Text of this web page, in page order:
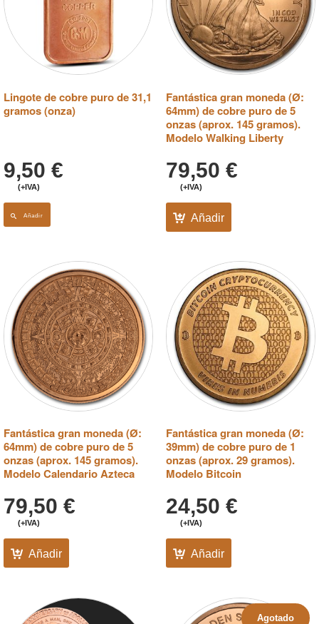
Lingote de cobre puro de 31,1
gramos (onza)
9,50 €
(+IVA)
Añadir
Fantástica gran moneda (Ø:
64mm) de cobre puro de 5
onzas (aprox. 145 gramos).
Modelo Walking Liberty
79,50 €
(+IVA)
Añadir
Fantástica gran moneda (Ø:
64mm) de cobre puro de 5
onzas (aprox. 145 gramos).
Modelo Calendario Azteca
79,50 €
(+IVA)
Añadir
Fantástica gran moneda (Ø:
39mm) de cobre puro de 1
onzas (aprox. 29 gramos).
Modelo Bitcoin
24,50 €
(+IVA)
Añadir
Agotado